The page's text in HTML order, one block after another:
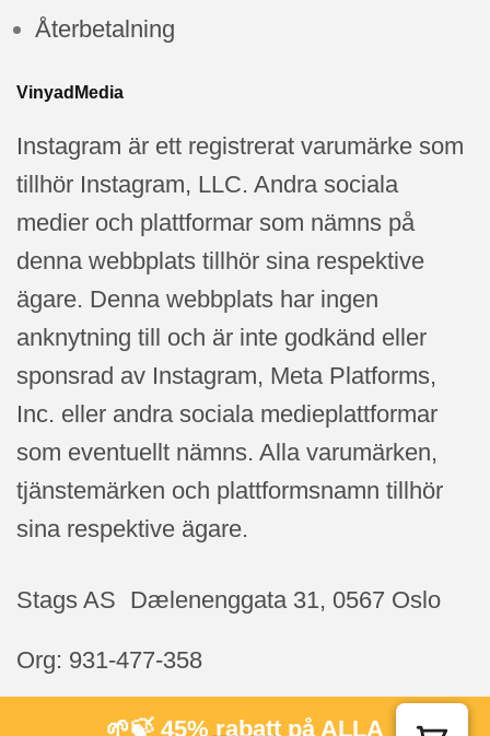
Återbetalning
VinyadMedia
Instagram är ett registrerat varumärke som
tillhör Instagram, LLC. Andra sociala
medier och plattformar som nämns på
denna webbplats tillhör sina respektive
ägare. Denna webbplats har ingen
anknytning till och är inte godkänd eller
sponsrad av Instagram, Meta Platforms,
Inc. eller andra sociala medieplattformar
som eventuellt nämns. Alla varumärken,
tjänstemärken och plattformsnamn tillhör
sina respektive ägare.
Stags AS Dælenenggata 31, 0567 Oslo
Org: 931-477-358
🌱🍃 45% rabatt på ALLA